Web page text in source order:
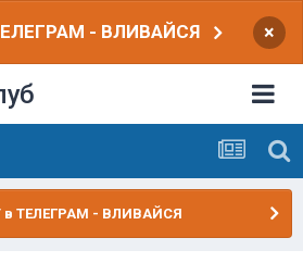
- ВЛИВАЙСЯ ×
ТЕЛЕГРАМ - ВЛИВАЙСЯ